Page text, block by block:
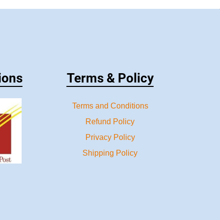
Terms & Policy
Terms and Conditions
Refund Policy
Privacy Policy
Shipping Policy